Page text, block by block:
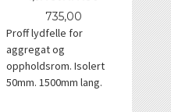
Pris
735,00
Proff lydfelle for
aggregat og
oppholdsrom. Isolert
50mm. 1500mm lang.